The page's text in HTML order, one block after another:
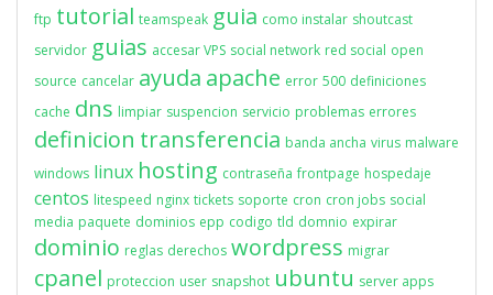
ftp tutorial teamspeak guia como instalar shoutcast
servidor guias accesar VPS social network red social open
source cancelar ayuda apache error 500 definiciones
cache dns limpiar suspencion servicio problemas errores
definicion transferencia banda ancha virus malware
windows linux hosting contraseña frontpage hospedaje
centos litespeed nginx tickets soporte cron cron jobs social
media paquete dominios epp codigo tld domnio expirar
dominio reglas derechos wordpress migrar
cpanel proteccion user snapshot ubuntu server apps